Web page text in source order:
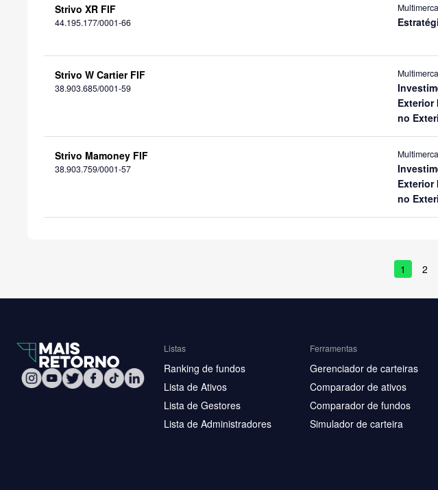
Strivo XR FIF
44.195.177/0001-66
Strivo W Cartier FIF
38.903.685/0001-59
Exterior
no
Strivo Mamoney FIF
38.903.759/0001-57
Exterior
no
1 2
Listas
Ranking de fundos
Lista de Ativos
Lista de Gestores
Lista de Administradores
Ferramentas
Gerenciador de carteiras
Comparador de ativos
Comparador de fundos
Simulador de carteira